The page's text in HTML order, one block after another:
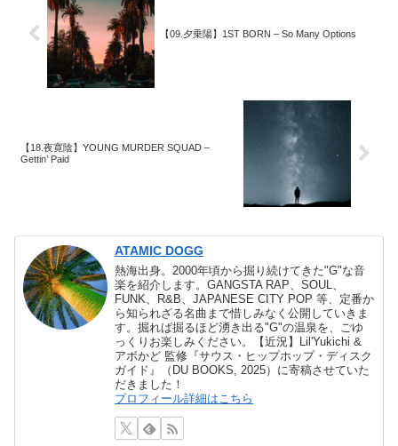
【09.夕乗陽】1ST BORN – So Many Options
【18.夜寛陰】YOUNG MURDER SQUAD –
Gettin’ Paid
ATAMIC DOGG
熱海出身。2000年頃から掘り続けてきた"G"な音
楽を紹介します。GANGSTA RAP、SOUL、
FUNK、R&B、JAPANESE CITY POP 等、定番か
ら知られざる名曲まで惜しみなく公開していきま
す。掘れば掘るほど湧き出る"G"の温泉を、ごゆ
っくりお楽しみください。【近況】Lil'Yukichi &
アボかど 監修『サウス・ヒップホップ・ディスク
ガイド』（DU BOOKS, 2025）に寄稿させていた
だきました！
プロフィール詳細はこちら